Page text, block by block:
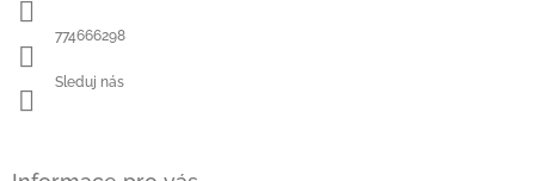
774666298
Sleduj nás